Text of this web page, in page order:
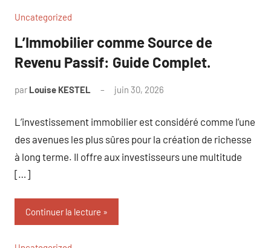
Uncategorized
L’Immobilier comme Source de
Revenu Passif: Guide Complet.
par Louise KESTEL juin 30, 2026
L’investissement immobilier est considéré comme l’une
des avenues les plus sûres pour la création de richesse
à long terme. Il offre aux investisseurs une multitude
[…]
Continuer la lecture